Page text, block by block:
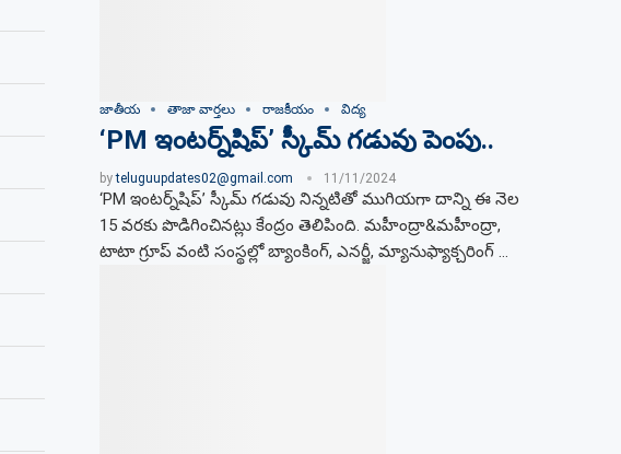
జాతీయ తాజా వార్తలు రాజకీయం విద్య
‘PM ఇంటర్న్‌షిప్’ స్కీమ్‌ గడువు పెంపు..
byteluguupdates02@gmail.com 11/11/2024
‘PM ఇంటర్న్‌షిప్’ స్కీమ్‌ గడువు నిన్నటితో ముగియగా దాన్ని ఈ నెల
15 వరకు పొడిగించినట్లు కేంద్రం తెలిపింది. మహీంద్రా&మహీంద్రా,
టాటా గ్రూప్ వంటి సంస్థల్లో బ్యాంకింగ్, ఎనర్జీ, మ్యానుఫ్యాక్చరింగ్ …